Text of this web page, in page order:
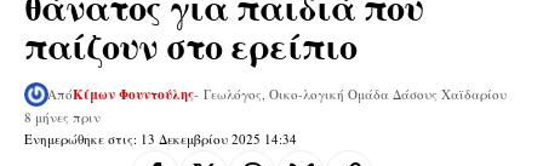
παίζουν στο ερείπιο
Ενημερώθηκε στις: 13 Δεκεμβρίου 2025 14:34
ΑπόΚίμων Φουντούλης- Γεωλόγος, Οικο-λογική Ομάδα Δάσους Χαϊδαρίου
8 μήνες πριν